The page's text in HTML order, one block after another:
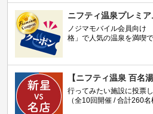
ニフティ温泉プレミ
ノジマモバイル会員向け
格」で人気の温泉を満喫で
【ニフティ温泉 百名
行ってみたい施設に投票
（全10回開催 / 合計260名